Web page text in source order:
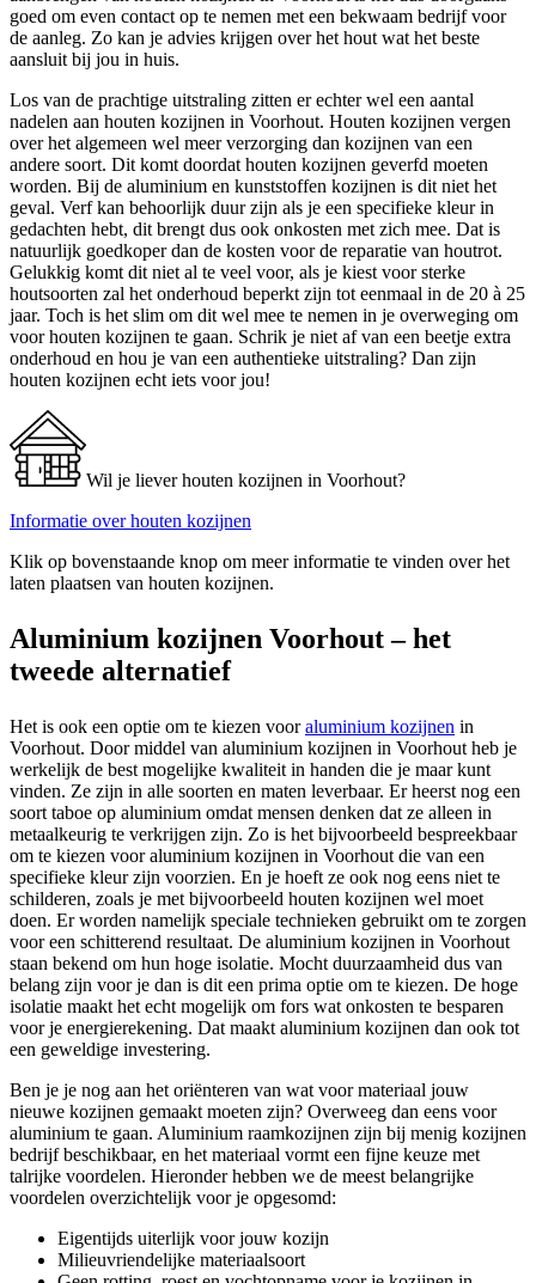
goed om even contact op te nemen met een bekwaam bedrijf voor
de aanleg. Zo kan je advies krijgen over het hout wat het beste
aansluit bij jou in huis.
Los van de prachtige uitstraling zitten er echter wel een aantal
nadelen aan houten kozijnen in Voorhout. Houten kozijnen vergen
over het algemeen wel meer verzorging dan kozijnen van een
andere soort. Dit komt doordat houten kozijnen geverfd moeten
worden. Bij de aluminium en kunststoffen kozijnen is dit niet het
geval. Verf kan behoorlijk duur zijn als je een specifieke kleur in
gedachten hebt, dit brengt dus ook onkosten met zich mee. Dat is
natuurlijk goedkoper dan de kosten voor de reparatie van houtrot.
Gelukkig komt dit niet al te veel voor, als je kiest voor sterke
houtsoorten zal het onderhoud beperkt zijn tot eenmaal in de 20 à 25
jaar. Toch is het slim om dit wel mee te nemen in je overweging om
voor houten kozijnen te gaan. Schrik je niet af van een beetje extra
onderhoud en hou je van een authentieke uitstraling? Dan zijn
houten kozijnen echt iets voor jou!
Wil je liever houten kozijnen in Voorhout?
Informatie over houten kozijnen
Klik op bovenstaande knop om meer informatie te vinden over het
laten plaatsen van houten kozijnen.
Aluminium kozijnen Voorhout – het
tweede alternatief
Het is ook een optie om te kiezen vooraluminium kozijnen in
Voorhout. Door middel van aluminium kozijnen in Voorhout heb je
werkelijk de best mogelijke kwaliteit in handen die je maar kunt
vinden. Ze zijn in alle soorten en maten leverbaar. Er heerst nog een
soort taboe op aluminium omdat mensen denken dat ze alleen in
metaalkeurig te verkrijgen zijn. Zo is het bijvoorbeeld bespreekbaar
om te kiezen voor aluminium kozijnen in Voorhout die van een
specifieke kleur zijn voorzien. En je hoeft ze ook nog eens niet te
schilderen, zoals je met bijvoorbeeld houten kozijnen wel moet
doen. Er worden namelijk speciale technieken gebruikt om te zorgen
voor een schitterend resultaat. De aluminium kozijnen in Voorhout
staan bekend om hun hoge isolatie. Mocht duurzaamheid dus van
belang zijn voor je dan is dit een prima optie om te kiezen. De hoge
isolatie maakt het echt mogelijk om fors wat onkosten te besparen
voor je energierekening. Dat maakt aluminium kozijnen dan ook tot
een geweldige investering.
Ben je je nog aan het oriënteren van wat voor materiaal jouw
nieuwe kozijnen gemaakt moeten zijn? Overweeg dan eens voor
aluminium te gaan. Aluminium raamkozijnen zijn bij menig kozijnen
bedrijf beschikbaar, en het materiaal vormt een fijne keuze met
talrijke voordelen. Hieronder hebben we de meest belangrijke
voordelen overzichtelijk voor je opgesomd:
Eigentijds uiterlijk voor jouw kozijn
Milieuvriendelijke materiaalsoort